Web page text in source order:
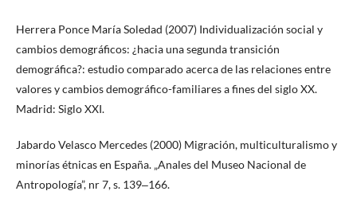
Herrera Ponce María Soledad (2007) Individualización social y
cambios demográficos: ¿hacia una segunda transición
demográfica?: estudio comparado acerca de las relaciones entre
valores y cambios demográfico-familiares a fines del siglo XX.
Madrid: Siglo XXI.
Jabardo Velasco Mercedes (2000) Migración, multiculturalismo y
minorías étnicas en España. „Anales del Museo Nacional de
Antropología”, nr 7, s. 139‒166.